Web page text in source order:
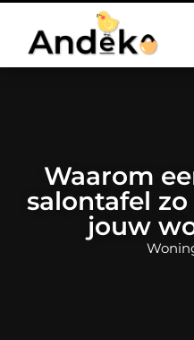
Waarom
salontafel
jouw